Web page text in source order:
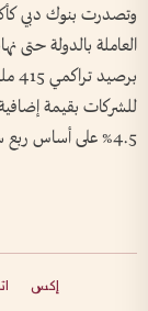
وتصدرت بنوك دبي
4.5% على أساس ربع سنوي في مارس 2026.
إكس